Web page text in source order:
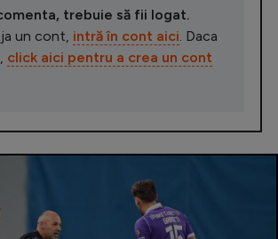
trebuie să fii logat.
un cont, intră în cont aici . Daca
click aici pentru a crea un cont